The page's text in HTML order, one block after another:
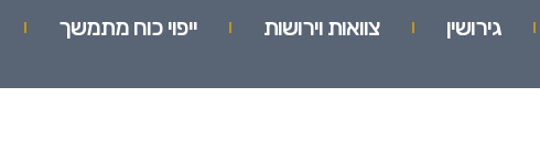
גירושין צוואות וירושות ייפוי כוח מתמשך